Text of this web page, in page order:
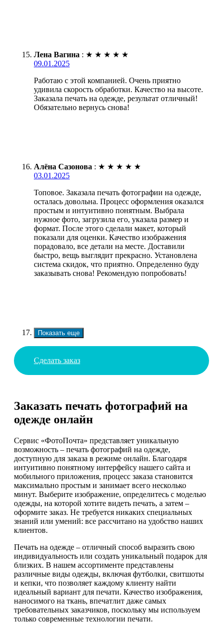
Лена Вагина : ★ ★ ★ ★ ★
09.01.2025
Работаю с этой компанией. Очень приятно
удивила скорость обработки. Качество на высоте.
Заказала печать на одежде, результат отличный!
Обязательно вернусь снова!
Алёна Сазонова : ★ ★ ★ ★ ★
03.01.2025
Топовое. Заказала печать фотографии на одежде,
осталась довольна. Процесс оформления оказался
простым и интуитивно понятным. Выбрала
нужное фото, загрузила его, указала размер и
формат. После этого сделали макет, который
показали для оценки. Качество изображения
порадовало, все детали на месте. Доставили
быстро, вещь выглядит прекрасно. Установлена
система скидок, что приятно. Определенно буду
заказывать снова! Рекомендую попробовать!
Показать еще
Сделать заказ
Заказать печать фотографий на
одежде онлайн
Сервис «ФотоПочта» представляет уникальную
возможность – печать фотографий на одежде,
доступную для заказа в режиме онлайн. Благодаря
интуитивно понятному интерфейсу нашего сайта и
мобильного приложения, процесс заказа становится
максимально простым и занимает всего несколько
минут. Выберите изображение, определитесь с моделью
одежды, на которой хотите видеть печать, а затем –
оформите заказ. Не требуется никаких специальных
знаний или умений: все рассчитано на удобство наших
клиентов.
Печать на одежде – отличный способ выразить свою
индивидуальность или создать уникальный подарок для
близких. В нашем ассортименте представлены
различные виды одежды, включая футболки, свитшоты
и кепки, что позволяет каждому клиенту найти
идеальный вариант для печати. Качество изображения,
наносимого на ткань, впечатлит даже самых
требовательных заказчиков, поскольку мы используем
только современные технологии печати.